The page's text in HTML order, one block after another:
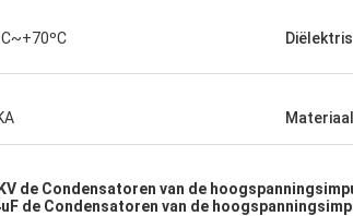
„XIWUER is zeer
Materiaal
de Condensatoren van de
de Condensatoren van de